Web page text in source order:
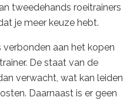
tweedehands roeitrainers
je meer keuze hebt.
verbonden aan het kopen
De staat van de
verwacht, wat kan leiden
Daarnaast is er geen